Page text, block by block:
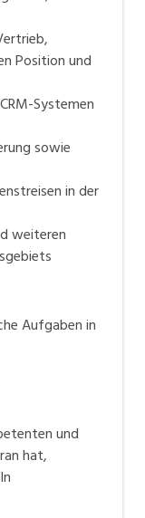
Position und
Systemen
sowie
in der
weiteren
Aufgaben in
und
hat,